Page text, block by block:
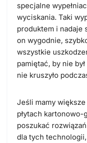
specjalne
wyciskania. Taki
produktem i nadaje
on wygodnie,
wszystkie
pamiętać, by nie
nie kruszyło
Jeśli mamy
płytach
poszukać
dla tych